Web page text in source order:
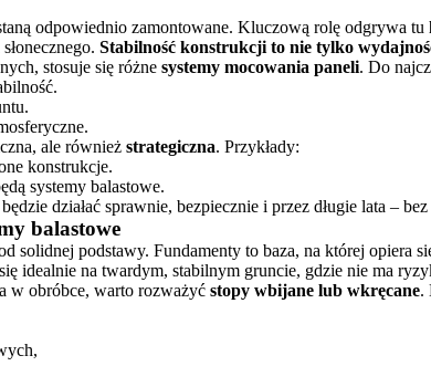
odpowiednio zamontowane. Kluczową rolę odgrywa tu
Stabilność konstrukcji to nie tylko
stosuje się różne systemy mocowania paneli. Do
ale również strategiczna. Przykłady:
konstrukcje.
systemy balastowe.
działać sprawnie, bezpiecznie i przez długie lata –
balastowe
solidnej podstawy. Fundamenty to baza, na której opiera
idealnie na twardym, stabilnym gruncie, gdzie nie ma
w obróbce, warto rozważyć stopy wbijane lub wkręcane.